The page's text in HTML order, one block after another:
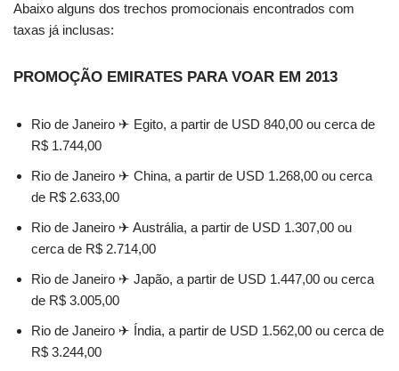
Abaixo alguns dos trechos promocionais encontrados com
taxas já inclusas:
PROMOÇÃO EMIRATES PARA VOAR EM 2013
Rio de Janeiro ✈ Egito, a partir de USD 840,00 ou cerca de
R$ 1.744,00
Rio de Janeiro ✈ China, a partir de USD 1.268,00 ou cerca
de R$ 2.633,00
Rio de Janeiro ✈ Austrália, a partir de USD 1.307,00 ou
cerca de R$ 2.714,00
Rio de Janeiro ✈ Japão, a partir de USD 1.447,00 ou cerca
de R$ 3.005,00
Rio de Janeiro ✈ Índia, a partir de USD 1.562,00 ou cerca de
R$ 3.244,00